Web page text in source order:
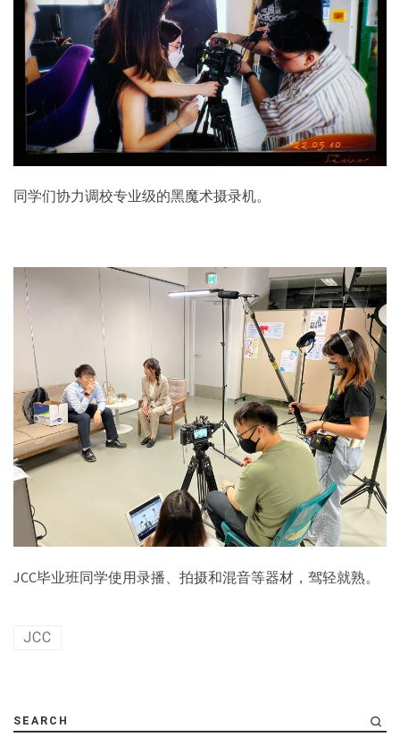
同学们协力调校专业级的黑魔术摄录机。
JCC毕业班同学使用录播、拍摄和混音等器材，驾轻就熟。
JCC
SEARCH